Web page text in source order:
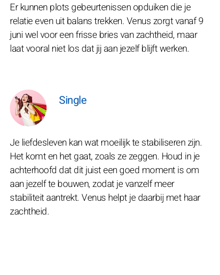
Er kunnen plots gebeurtenissen opduiken die je
relatie even uit balans trekken. Venus zorgt vanaf 9
juni wel voor een frisse bries van zachtheid, maar
laat vooral niet los dat jij aan jezelf blijft werken.
Single
Je liefdesleven kan wat moeilijk te stabiliseren zijn.
Het komt en het gaat, zoals ze zeggen. Houd in je
achterhoofd dat dit juist een goed moment is om
aan jezelf te bouwen, zodat je vanzelf meer
stabiliteit aantrekt. Venus helpt je daarbij met haar
zachtheid.